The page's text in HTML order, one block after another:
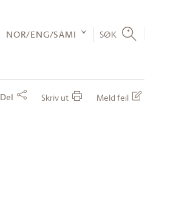
NOR/ENG/SÁMI SØK
Del Skriv ut Meld feil